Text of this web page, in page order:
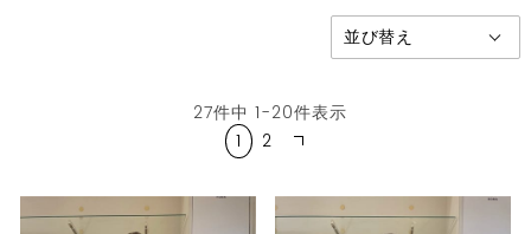
27件中 1-20件表示
1
2